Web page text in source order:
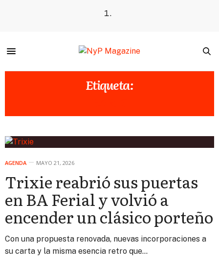
Etiqueta:
AGENDA MAYO 21, 2026
Trixie reabrió sus puertas
en BA Ferial y volvió a
encender un clásico porteño
Con una propuesta renovada, nuevas incorporaciones a
su carta y la misma esencia retro que…